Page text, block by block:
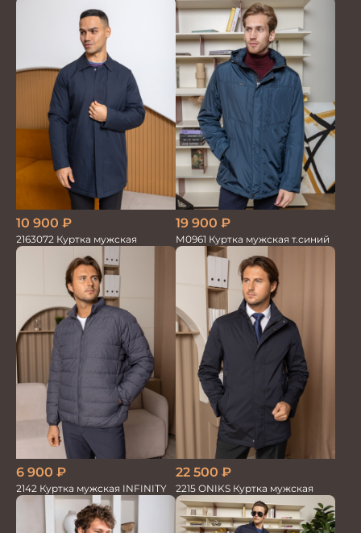
10 900 ₽
2163072 Куртка мужская
19 900 ₽
М0961 Куртка мужская т.синий
6 900 ₽
2142 Куртка мужская INFINITY
22 500 ₽
2215 ONIKS Куртка мужская